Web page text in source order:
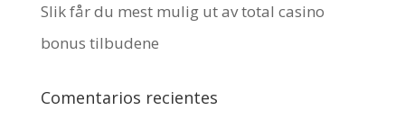
Slik får du mest mulig ut av total casino
bonus tilbudene
Comentarios recientes